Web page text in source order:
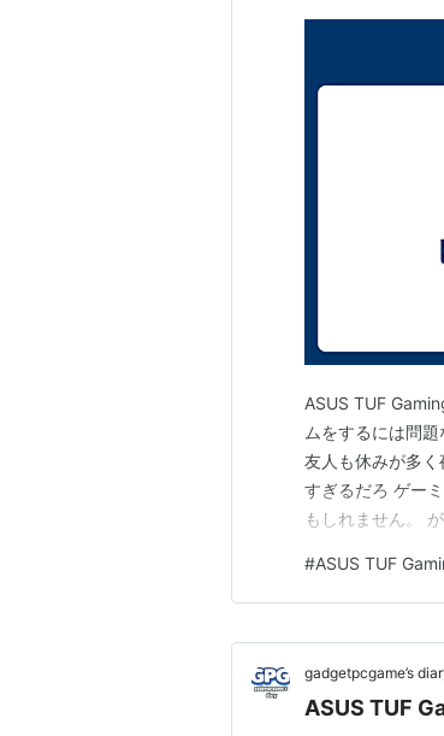
ASUS TUF
ムをするには問
友人も休みが多
すぎるだろ ゲー
もしれません。
#ASUS TUF
gadgetpcgame’s
ASUS TUF